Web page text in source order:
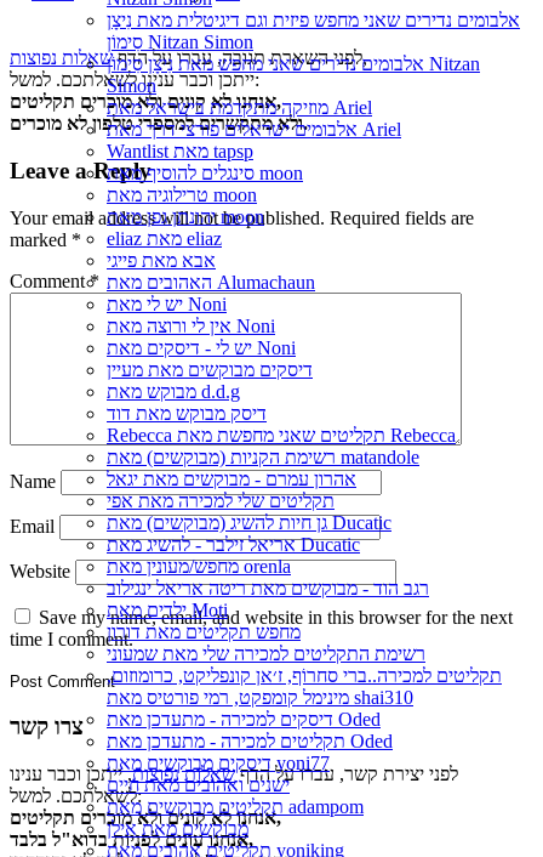
אלבומים נדירים שאני מחפש פיזית וגם דיגיטלית מאת נִיצָן
סִימוֹן Nitzan Simon
אלבומים נדירים שאני מחפש מאת נִיצָן סִימוֹן Nitzan
Simon
מוזיקה מתקדמת בישראל מאת Ariel
אלבומים ישראלים פורצי דרך מאת Ariel
Wantlist מאת tapsp
סינגלים להוסיף מאת moon
טרילוגיה מאת moon
יהונתן גפן מאת moon
eliaz מאת eliaz
אבא מאת פייגי
האהובים מאת Alumachaun
יש לי מאת Noni
אין לי ורוצה מאת Noni
יש לי - דיסקים מאת Noni
דיסקים מבוקשים מאת מעיין
מבוקש מאת d.d.g
דיסק מבוקש מאת דוד
Rebecca תקליטים שאני מחפשת מאת Rebecca
רשימת הקניות (מבוקשים) מאת matandole
אהרון עמרם - מבוקשים מאת יגאל
תקליטים שלי למכירה מאת אפי
גן חיות להשיג (מבוקשים) מאת Ducatic
אריאל זילבר - להשיג מאת Ducatic
מחפש/מעונין מאת orenla
רגב הוד - מבוקשים מאת ריטה אריאל ינגילוב
ילדים מאת Moti
מחפש תקליטים מאת דורון
רשימת התקליטים למכירה שלי מאת שמעוני
תקליטים למכירה..ברי סחרוֹף, ז׳אן קונפליקט, כרומוזום,
מינימל קומפקט, רמי פורטיס מאת shai310
דיסקים למכירה - מתעדכן מאת Oded
תקליטים למכירה - מתעדכן מאת Oded
דיסקים מבוקשים מאת yoni77
ישנים ואהובים מאת חיים
תקליטים מבוקשים מאת adampom
מבוקשים מאת אילן
תקליטים אהובים מאת yoniking
לפני השארת תגובה, עברו על הדףשאלות נפוצות
,
ייתכן וכבר ענינו לשאלתכם. למשל:
אנחנו לא קונים ולא מוכרים תקליטים,
ולא מתקשרים למספרי טלפון לא מוכרים.
Leave a Reply
Your email address will not be published. Required fields are
marked *
Comment*
Name
Email
Website
Save my name, email, and website in this browser for the next
time I comment.
צרו קשר
לפני יצירת קשר, עברו על הדףשאלות נפוצות, ייתכן וכבר ענינו
לשאלתכם. למשל:
אנחנו לא קונים ולא מוכרים תקליטים,
אנחנו עונים לפניות בדוא"ל בלבד,